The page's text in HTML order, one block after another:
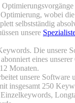
wobei
selbstständig
unsere
Die unsere
eines
Monaten.
unsere Software
insgesamt 250